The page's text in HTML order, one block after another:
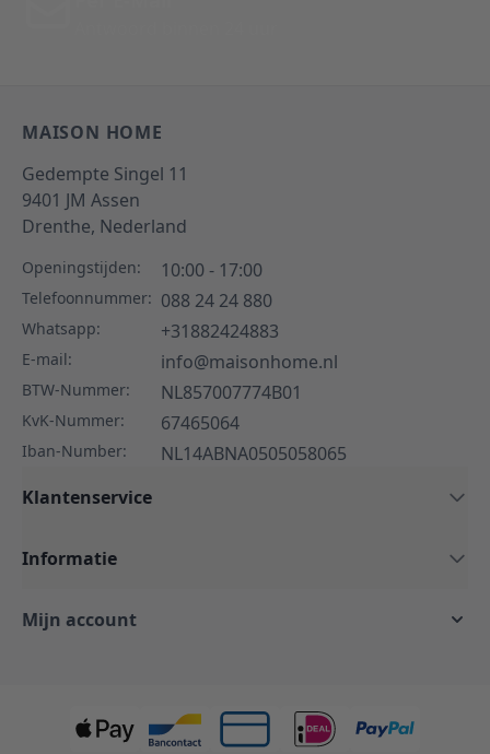
MAISON HOME
Gedempte Singel 11
9401 JM Assen
Drenthe, Nederland
Openingstijden: 10:00 - 17:00
Telefoonnummer: 088 24 24 880
Whatsapp: +31882424883
E-mail: info@maisonhome.nl
BTW-Nummer: NL857007774B01
KvK-Nummer: 67465064
Iban-Number:
NL14ABNA0505058065
Klantenservice
Informatie
Mijn account